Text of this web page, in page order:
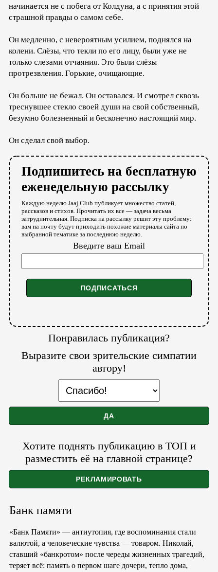
начинается не с побега от Колдуна, а с принятия этой
страшной правды о самом себе.
Он медленно, с невероятным усилием, поднялся на
колени. Слёзы, что текли по его лицу, были уже не
только слезами отчаяния. Это были слёзы
протрезвления. Горькие, очищающие.
Он больше не бежал. Он оставался. И смотрел сквозь
треснувшее стекло своей души на свой собственный,
безумно болезненный и бесконечно настоящий мир.
Он сделал свой выбор.
Подпишитесь на бесплатную
еженедельную рассылку
Каждую неделю Jaaj.Club публикует множество статей,
рассказов и стихов. Прочитать их все — задача весьма
затруднительная. Подписка на рассылку решит эту проблему:
вам на почту будут приходить похожие материалы сайта по
выбранной тематике за последнюю неделю.
Введите ваш Email
Понравилась публикация?
Выразите свои зрительские симпатии
автору!
Хотите поднять публикацию в ТОП и
разместить её на главной странице?
Банк памяти
«Банк Памяти» — антиутопия, где воспоминания стали
валютой, а человеческие чувства — товаром. Николай,
ставший «банкротом» после череды жизненных трагедий,
теряет всё: память о первом шаге дочери, тепло дома,